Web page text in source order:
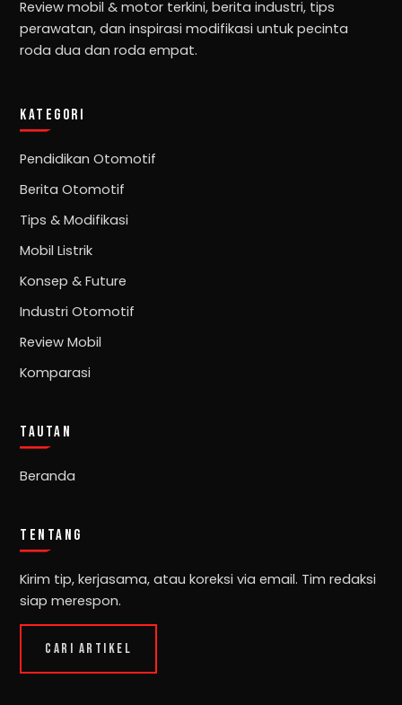
Review mobil & motor terkini, berita industri, tips
perawatan, dan inspirasi modifikasi untuk pecinta
roda dua dan roda empat.
KATEGORI
Pendidikan Otomotif
Berita Otomotif
Tips & Modifikasi
Mobil Listrik
Konsep & Future
Industri Otomotif
Review Mobil
Komparasi
TAUTAN
Beranda
TENTANG
Kirim tip, kerjasama, atau koreksi via email. Tim redaksi
siap merespon.
CARI ARTIKEL